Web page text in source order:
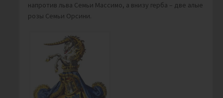
напротив льва Семьи Массимо, а внизу герба – две алые
розы Семьи Орсини.